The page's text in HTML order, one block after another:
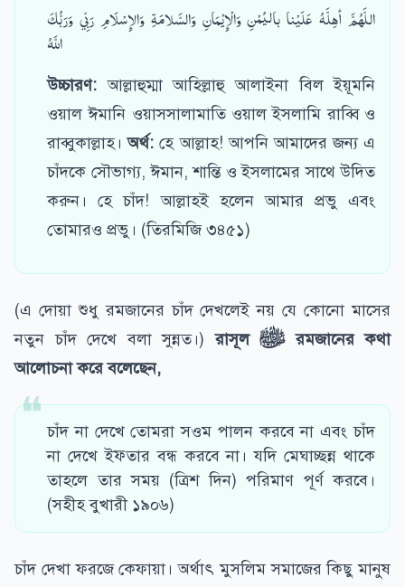
اللَّهُمَّ أهِلَّهُ عَلَيْنا باليُمْنِ وَالْإِيْمَانِ وَالسَّلامَةِ وَالإِسْلَامِ رَبِّي وَرَبُّكَ
اللَّهُ
উচ্চারণ: আল্লাহুম্মা আহিল্লাহু আলাইনা বিল ইয়ূমনি
ওয়াল ঈমানি ওয়াসসালামাতি ওয়াল ইসলামি রাব্বি ও
রাব্বুকাল্লাহ।অর্থ: হে আল্লাহ! আপনি আমাদের জন্য এ
চাঁদকে সৌভাগ্য, ঈমান, শান্তি ও ইসলামের সাথে উদিত
করুন। হে চাঁদ! আল্লাহই হলেন আমার প্রভু এবং
তোমারও প্রভু। (তিরমিজি ৩৪৫১)
(এ দোয়া শুধু রমজানের চাঁদ দেখলেই নয় যে কোনো মাসের
নতুন চাঁদ দেখে বলা সুন্নত।)রাসূল ﷺরমজানের কথা
আলোচনা করে বলেছেন,
চাঁদ না দেখে তোমরা সওম পালন করবে না এবং চাঁদ
না দেখে ইফ্তার বন্ধ করবে না। যদি মেঘাচ্ছন্ন থাকে
তাহলে তার সময় (ত্রিশ দিন) পরিমাণ পূর্ণ করবে।
(সহীহ বুখারী ১৯০৬)
চাঁদ দেখা ফরজে কেফায়া। অর্থাৎ মুসলিম সমাজের কিছু মানুষ